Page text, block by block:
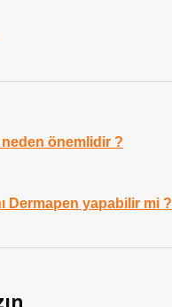
önemlidir ?
Dermapen yapabilir mi ?